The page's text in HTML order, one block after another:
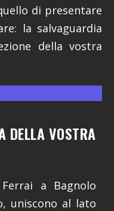
di presentare
la salvaguardia
della vostra
DELLA VOSTRA
a Bagnolo
uniscono al lato